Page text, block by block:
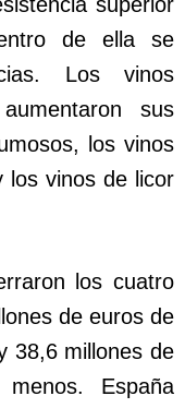
de ella se
Los vinos
sus
los vinos
los vinos de licor
los cuatro
de euros de
38,6 millones de
España